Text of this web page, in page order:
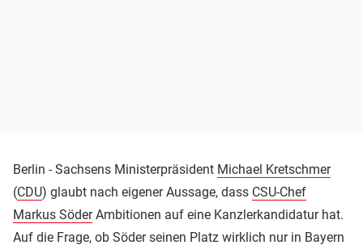
Berlin - Sachsens Ministerpräsident Michael Kretschmer
(CDU) glaubt nach eigener Aussage, dass CSU-Chef
Markus SöderAmbitionen auf eine Kanzlerkandidatur hat.
Auf die Frage, ob Söder seinen Platz wirklich nur in Bayern